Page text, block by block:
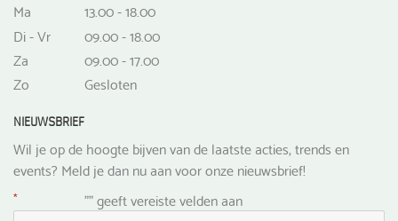
Ma
13.00 - 18.00
Di - Vr
09.00 - 18.00
Za
09.00 - 17.00
Zo
Gesloten
NIEUWSBRIEF
Wil je op de hoogte bijven van de laatste acties, trends en
events? Meld je dan nu aan voor onze nieuwsbrief!
"
* " geeft vereiste velden aan